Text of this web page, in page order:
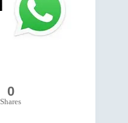
0
Shares